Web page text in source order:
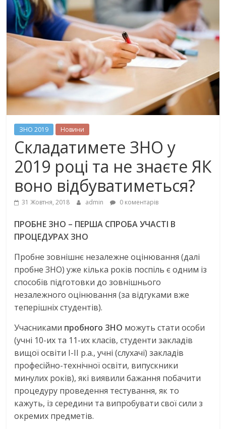
ЗНО 2019 Новини
Складатимете ЗНО у
2019 році та не знаєте ЯК
воно відбуватиметься?
31 Жовтня, 2018 admin 0 коментарів
ПРОБНЕ ЗНО – ПЕРША СПРОБА УЧАСТІ В
ПРОЦЕДУРАХ ЗНО
Пробне зовнішнє незалежне оцінювання (далі
пробне ЗНО) уже кілька років поспіль є одним із
способів підготовки до зовнішнього
незалежного оцінювання (за відгуками вже
теперішніх студентів).
Учасниками пробного ЗНО можуть стати особи
(учні 10-их та 11-их класів, студенти закладів
вищої освіти І-ІІ р.а., учні (слухачі) закладів
професійно-технічної освіти, випускники
минулих років), які виявили бажання побачити
процедуру проведення тестування, як то
кажуть, із середини та випробувати свої сили з
окремих предметів.